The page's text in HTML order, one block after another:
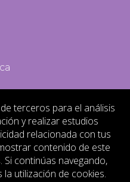
terceros para el análisis
y realizar estudios
relacionada con tus
contenido de este
continúas navegando,
utilización de cookies.